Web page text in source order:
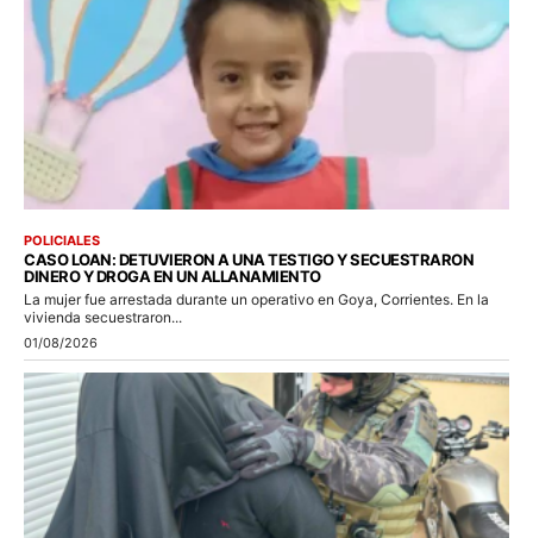
POLICIALES
CASO LOAN: DETUVIERON A UNA TESTIGO Y SECUESTRARON
DINERO Y DROGA EN UN ALLANAMIENTO
La mujer fue arrestada durante un operativo en Goya, Corrientes. En la
vivienda secuestraron...
01/08/2026